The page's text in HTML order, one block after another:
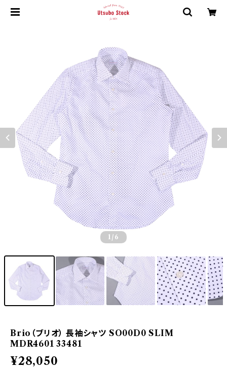
1 /6
Brio（ブリオ） 長袖シャツ SO00D0 SLIM
MDR4601 33481
¥28,050